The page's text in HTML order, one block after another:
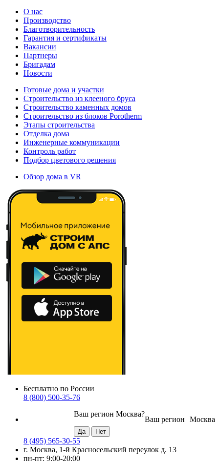
О нас
Производство
Благотворительность
Гарантия и сертификаты
Вакансии
Партнеры
Бригадам
Новости
Готовые дома и участки
Строительство из клееного бруса
Строительство каменных домов
Строительство из блоков Porotherm
Этапы строительства
Отделка дома
Инженерные коммуникации
Контроль работ
Подбор цветового решения
Обзор дома в VR
Бесплатно по России
8 (800) 500-35-76
Москва
Ваш регион
Ваш регион Москва?
8 (495) 565-30-55
г. Москва, 1-й Красносельский переулок д. 13
пн-пт: 9:00-20:00